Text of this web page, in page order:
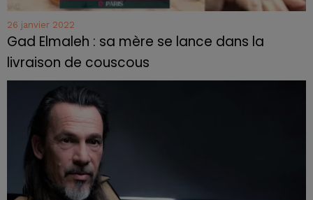
26 janvier 2022
Gad Elmaleh : sa mère se lance dans la
livraison de couscous